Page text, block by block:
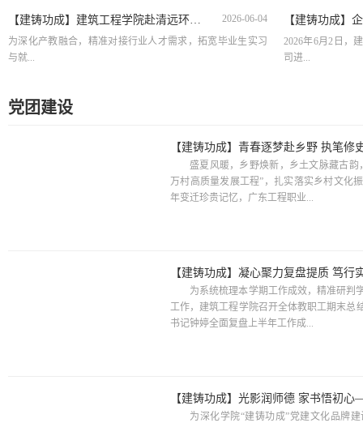
【建铸功成】建筑工程学院赴清远环保企...
2026-06-04
为深化产教融合，精准对接行业人才需求，拓宽毕业生实习
与就...
2026年6月2日，
司进...
党团建设
盛夏风暖，乡野焕新，乡土文脉藏古
万村高质量发展工程”，扎实落实乡村文化
年变迁珍贵记忆，广东工程职业...
为系统梳理本学期工作成效，精准研判
工作，建筑工程学院召开全体教职工期末总
书记钟婷全面复盘上半年工作成...
为深化学院“建铸功成”党建文化品牌